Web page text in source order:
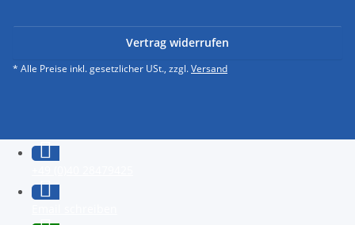
Vertrag widerrufen
* Alle Preise inkl. gesetzlicher USt., zzgl.Versand